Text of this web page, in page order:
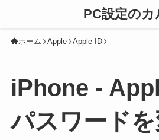
PC設定のカ
ホーム Apple Apple ID
iPhone -
パスワード